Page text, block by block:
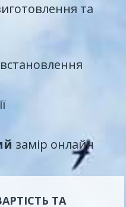
та
замір онлайн
ТА